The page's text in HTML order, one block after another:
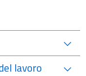
lavoro